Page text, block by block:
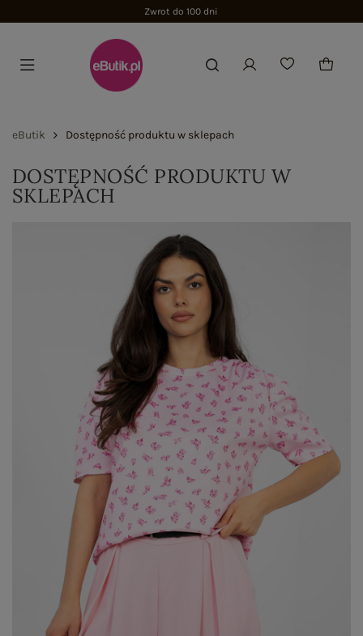
Zwrot do 100 dni
eButik Dostępność produktu w sklepach
DOSTĘPNOŚĆ PRODUKTU W
SKLEPACH